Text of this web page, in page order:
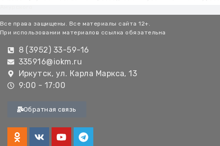
Все права защищены. Все материалы сайта 12+.
При использовании материалов ссылка обязательна
8 (3952) 33-59-16
335916@iokm.ru
Иркутск, ул. Карла Маркса, 13
9:00 - 17:00
Обратная связь